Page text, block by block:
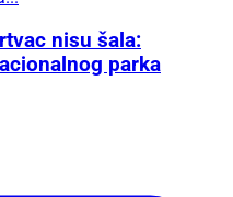
nisu šala:
parka